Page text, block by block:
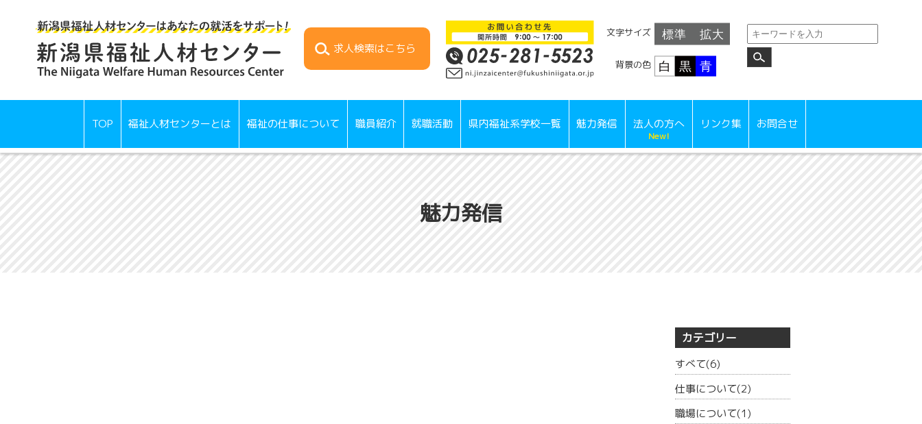
求人検索はこちら
文字サイズ
背景の色
TOP 福祉人材センターとは 福祉の仕事について 職員紹介 就職活動 県内福祉系学校一覧 魅力発信 法人の方へ
New!
リンク集 お問合せ
魅力発信
カテゴリー
すべて(6)
仕事について(2)
職場について(1)